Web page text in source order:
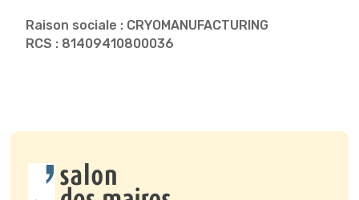
Raison sociale : CRYOMANUFACTURING
RCS : 81409410800036